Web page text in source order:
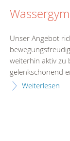
Unser Angebot
weiterhin aktiv zu
gelenkschonend
Weiterlesen